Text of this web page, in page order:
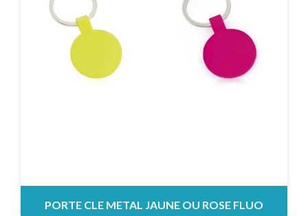
PORTE CLE METAL JAUNE OU ROSE FLUO